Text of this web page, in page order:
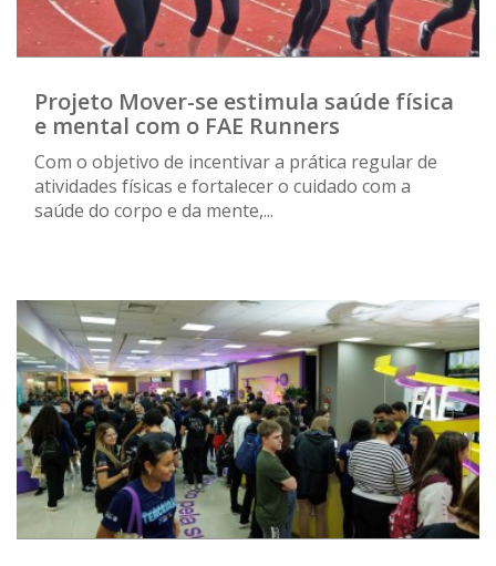
Projeto Mover-se estimula saúde física
e mental com o FAE Runners
Com o objetivo de incentivar a prática regular de
atividades físicas e fortalecer o cuidado com a
saúde do corpo e da mente,...